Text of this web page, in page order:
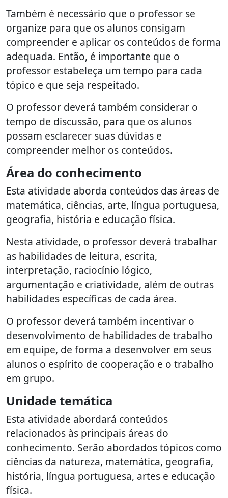
Também é necessário que o professor se
organize para que os alunos consigam
compreender e aplicar os conteúdos de forma
adequada. Então, é importante que o
professor estabeleça um tempo para cada
tópico e que seja respeitado.
O professor deverá também considerar o
tempo de discussão, para que os alunos
possam esclarecer suas dúvidas e
compreender melhor os conteúdos.
Área do conhecimento
Esta atividade aborda conteúdos das áreas de
matemática, ciências, arte, língua portuguesa,
geografia, história e educação física.
Nesta atividade, o professor deverá trabalhar
as habilidades de leitura, escrita,
interpretação, raciocínio lógico,
argumentação e criatividade, além de outras
habilidades específicas de cada área.
O professor deverá também incentivar o
desenvolvimento de habilidades de trabalho
em equipe, de forma a desenvolver em seus
alunos o espírito de cooperação e o trabalho
em grupo.
Unidade temática
Esta atividade abordará conteúdos
relacionados às principais áreas do
conhecimento. Serão abordados tópicos como
ciências da natureza, matemática, geografia,
história, língua portuguesa, artes e educação
física.